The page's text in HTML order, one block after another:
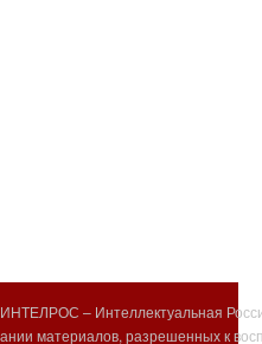
– Интеллектуальная
материалов, разрешенных к